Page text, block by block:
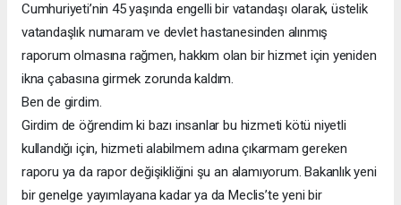
Cumhuriyeti’nin 45 yaşında engelli bir vatandaşı olarak, üstelik
vatandaşlık numaram ve devlet hastanesinden alınmış
raporum olmasına rağmen, hakkım olan bir hizmet için yeniden
ikna çabasına girmek zorunda kaldım.
Ben de girdim.
Girdim de öğrendim ki bazı insanlar bu hizmeti kötü niyetli
kullandığı için, hizmeti alabilmem adına çıkarmam gereken
raporu ya da rapor değişikliğini şu an alamıyorum. Bakanlık yeni
bir genelge yayımlayana kadar ya da Meclis’te yeni bir